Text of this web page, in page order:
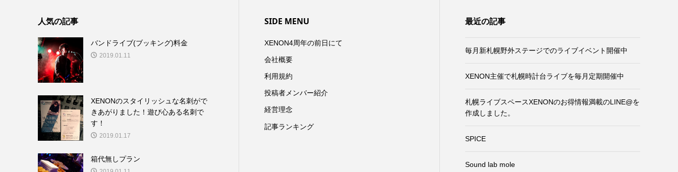
人気の記事
バンドライブ(ブッキング)料金
2019.01.11
XENONのスタイリッシュな名刺がで
きあがりました！遊び心ある名刺で
す！
2019.01.17
箱代無しプラン
SIDE MENU
XENON4周年の前日にて
会社概要
利用規約
投稿者メンバー紹介
経営理念
記事ランキング
最近の記事
毎月新札幌野外ステージでのライブイベント開催中
XENON主催で札幌時計台ライブを毎月定期開催中
札幌ライブスペースXENONのお得情報満載のLINE@を
作成しました。
SPICE
Sound lab mole